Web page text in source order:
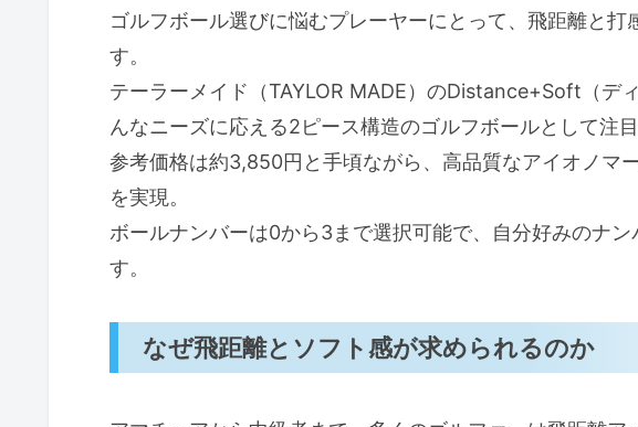
ボールの飛距離性能に関する評価
打感やコントロール性能に関する感想
コスパや総合評価
購入前に知っておきたい注意点とおすすめポイント
Distance+Softの特徴と素材について
メリット・デメリットを客観的に
活用シーンとおすすめユーザー
テーラーメイド ディスタンスプラスソフトのFAQ
ゴルフボール選びに悩むプレーヤーにとって、飛距離と
す。
テーラーメイド（TAYLOR MADE）のDistance+Soft（デ
んなニーズに応える2ピース構造のゴルフボールとして注目
参考価格は約3,850円と手頃ながら、高品質なアイオノマ
を実現。
ボールナンバーは0から3まで選択可能で、自分好みのナ
す。
なぜ飛距離とソフト感が求められるのか